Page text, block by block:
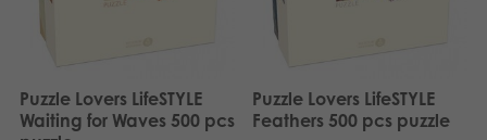
Puzzle Lovers LifeSTYLE
Waiting for Waves 500 pcs
Puzzle Lovers LifeSTYLE
Feathers 500 pcs puzzle